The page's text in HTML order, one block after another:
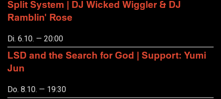
Split System | DJ Wicked Wiggler & DJ
Ramblin' Rose
Di. 6.10. — 20:00
LSD and the Search for God | Support: Yumi
Jun
Do. 8.10. — 19:30